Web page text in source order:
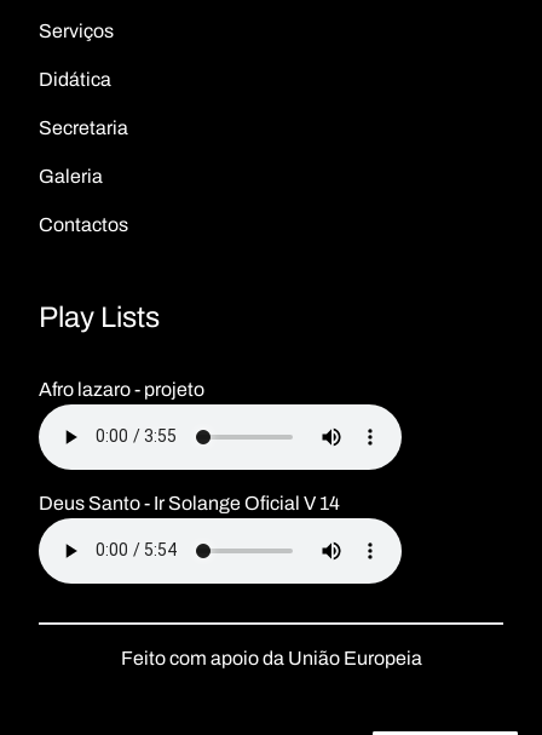
Serviços
Didática
Secretaria
Galeria
Contactos
Play Lists
Afro lazaro - projeto
Deus Santo - Ir Solange Oficial V 14
Feito com apoio da União Europeia